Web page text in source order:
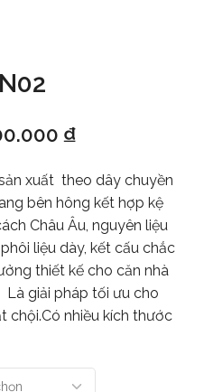
₫
xuất theo dây chuyền
bên hông kết hợp kệ
Châu Âu, nguyên liệu
liệu dày, kết cấu chắc
thiết kế cho căn nhà
Là giải pháp tối ưu cho
chội.Có nhiều kích thước